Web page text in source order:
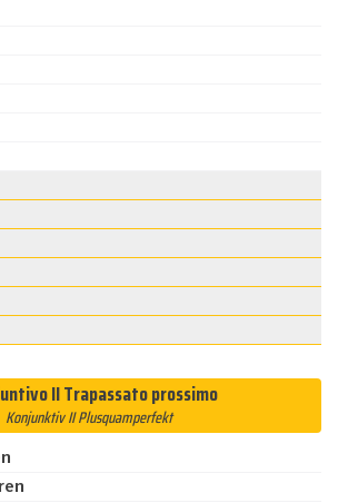
II Trapassato prossimo
Konjunktiv II Plusquamperfekt